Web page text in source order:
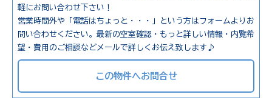
軽にお問い合わせ下さい！
営業時間外や「電話はちょっと・・・」という方はフォームよりお
問い合わせください。最新の空室確認・もっと詳しい情報・内覧希
望・費用のご相談などメールで詳しくお伝え致します♪
この物件へお問合せ